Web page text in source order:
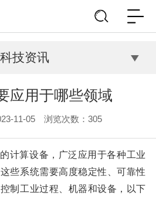
科技资讯
应用于哪些领域
11-05 浏览次数： 305
计算设备，广泛应用于各种工业
些系统需要高度稳定性、可靠性
制工业过程、机器和设备，以下